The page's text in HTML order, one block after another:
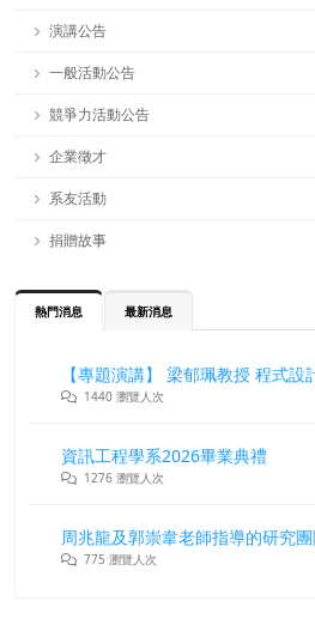
演講公告
一般活動公告
競爭力活動公告
企業徵才
系友活動
捐贈故事
熱門消息 最新消息
1440 瀏覽人次
資訊工程學系2026畢業典禮
1276 瀏覽人次
775 瀏覽人次